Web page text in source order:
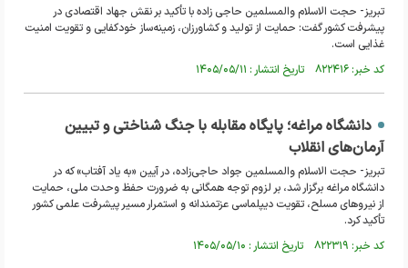
تبریز- حجت الاسلام والمسلمین حاجی زاده با تأکید بر نقش جهاد اقتصادی در
پیشرفت کشور گفت: حمایت از تولید و کشاورزان، زمینه‌ساز خودکفایی و تقویت امنیت
غذایی است.
کد خبر: ۸۲۲۴۱۶ تاریخ انتشار : ۱۴۰۵/۰۵/۱۱
دانشگاه مراغه؛ پایگاه مقابله با جنگ شناختی و تبیین
آرمان‌های انقلاب
تبریز- حجت الاسلام والمسلمین جواد حاجی‌زاده، در آیین «به یاد آفتاب» که در
دانشگاه مراغه برگزار شد، بر لزوم توجه همگانی به ضرورت حفظ وحدت ملی، حمایت
از نیروهای مسلح، تقویت دیپلماسی عزتمندانه و استمرار مسیر پیشرفت علمی کشور
تأکید کرد.
کد خبر: ۸۲۲۳۱۹ تاریخ انتشار : ۱۴۰۵/۰۵/۱۰